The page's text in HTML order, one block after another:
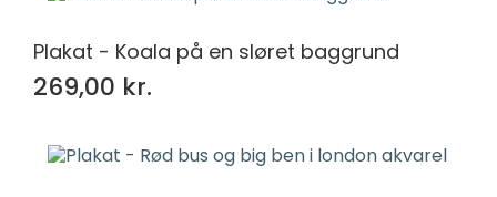
Plakat - Koala på en sløret baggrund
269,00 kr.